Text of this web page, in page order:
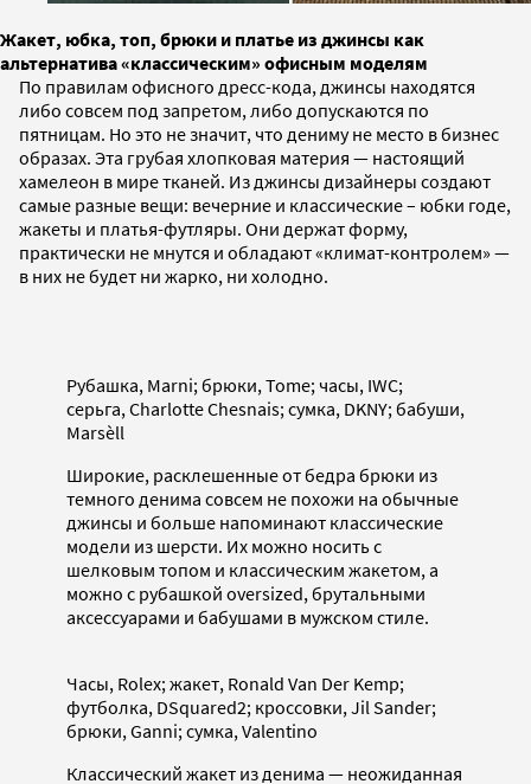
Жакет, юбка, топ, брюки и платье из джинсы как
альтернатива «классическим» офисным моделям
По правилам офисного дресс-кода, джинсы находятся
либо совсем под запретом, либо допускаются по
пятницам. Но это не значит, что дениму не место в бизнес
образах. Эта грубая хлопковая материя — настоящий
хамелеон в мире тканей. Из джинсы дизайнеры создают
самые разные вещи: вечерние и классические – юбки годе,
жакеты и платья-футляры. Они держат форму,
практически не мнутся и обладают «климат-контролем» —
в них не будет ни жарко, ни холодно.
Рубашка, Marni; брюки, Tome; часы, IWC;
серьга, Charlotte Chesnais; сумка, DKNY; бабуши,
Marsèll
Широкие, расклешенные от бедра брюки из
темного денима совсем не похожи на обычные
джинсы и больше напоминают классические
модели из шерсти. Их можно носить с
шелковым топом и классическим жакетом, а
можно с рубашкой oversized, брутальными
аксессуарами и бабушами в мужском стиле.
Часы, Rolex; жакет, Ronald Van Der Kemp;
футболка, DSquared2; кроссовки, Jil Sander;
брюки, Ganni; сумка, Valentino
Классический жакет из денима — неожиданная